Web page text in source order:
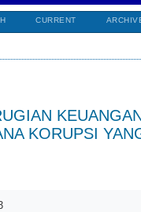
CURRENT
KORUPSI